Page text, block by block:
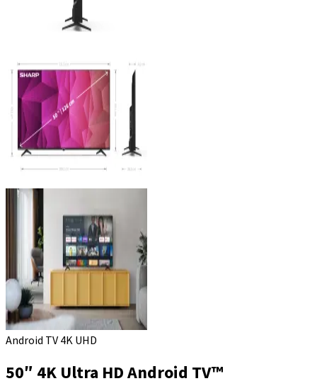
Android TV 4K UHD
50″ 4K Ultra HD Android TV™